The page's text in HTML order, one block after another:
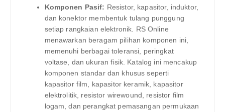
Komponen Pasif: Resistor, kapasitor, induktor,
dan konektor membentuk tulang punggung
setiap rangkaian elektronik. RS Online
menawarkan beragam pilihan komponen ini,
memenuhi berbagai toleransi, peringkat
voltase, dan ukuran fisik. Katalog ini mencakup
komponen standar dan khusus seperti
kapasitor film, kapasitor keramik, kapasitor
elektrolitik, resistor wirewound, resistor film
logam, dan perangkat pemasangan permukaan